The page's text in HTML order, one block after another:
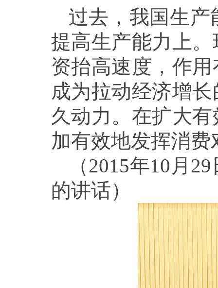
过去，我国生
提高生产能力上
资抬高速度，作
成为拉动经济增
久动力。在扩大
加有效地发挥消
（2015年10月
的讲话）